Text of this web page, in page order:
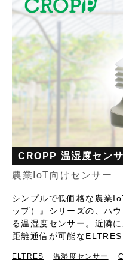
CROPP 温湿度セン
農業IoT向けセンサー
シンプルで低価格な農業
ップ）』シリーズの、ハ
る温湿度センサー。近隣
距離通信が可能なELTRES
ELTRES 温湿度センサー